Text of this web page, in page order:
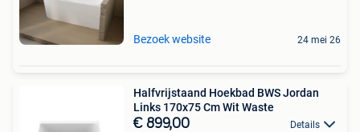
Bezoek website 24 mei 26
Halfvrijstaand Hoekbad BWS Jordan
Links 170x75 Cm Wit Waste
€ 899,00 Details